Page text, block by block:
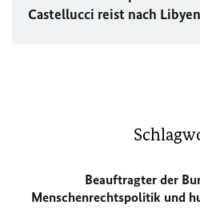
Castellucci reist nach Libyen
Beauftragter der
Menschenrechtspolitik und